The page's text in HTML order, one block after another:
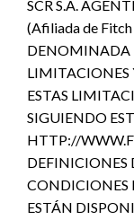
SCR S.A.
(Afiliada de
DENOMINADA
LIMITACIONES
ESTAS
SIGUIENDO
HTTP://
DEFINICIONES
CONDICIONES
ESTÁN